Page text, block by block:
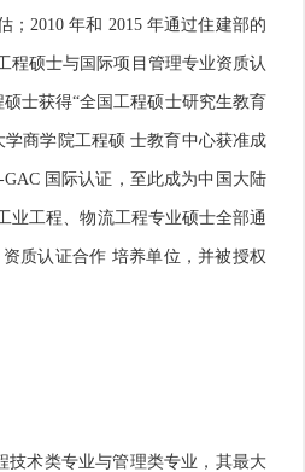
2010 年和 2015 年通过住建部的
程硕士与国际项目管理专业资质认
士获得“全国工程硕士研究生教育
学商学院工程硕 士教育中心获准成
国际认证，至此成为中国大陆
业工程、物流工程专业硕士全部通
质认证合作 培养单位，并被授权
技术类专业与管理类专业，其最大